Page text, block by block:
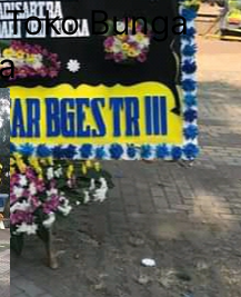
Bunga